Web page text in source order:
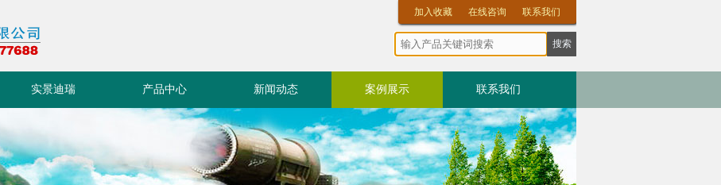
加入收藏 在线咨询 联系我们
实景迪瑞 产品中心 新闻动态 案例展示 联系我们